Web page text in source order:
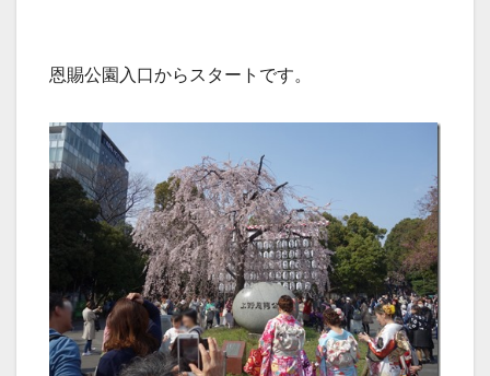
恩賜公園入口からスタートです。